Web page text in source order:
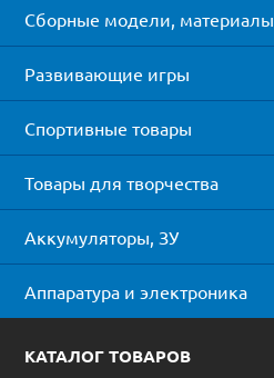
Сборные модели, материалы
Развивающие игры
Спортивные товары
Товары для творчества
Аккумуляторы, ЗУ
Аппаратура и электроника
КАТАЛОГ ТОВАРОВ